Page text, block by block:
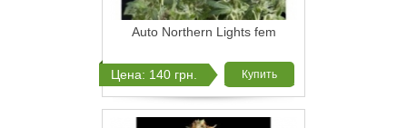
Auto Northern Lights fem
Цена: 140 грн. Купить